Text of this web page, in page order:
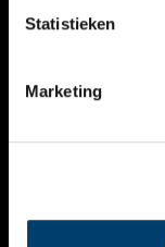
Statistieken
Marketing
THEMA’S
VIDEO’S
CONTACT